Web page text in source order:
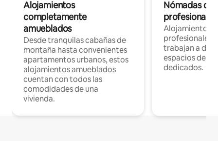
Alojamientos
completamente
amueblados
Desde tranquilas cabañas de
montaña hasta convenientes
apartamentos urbanos, estos
alojamientos amueblados
cuentan con todos las
comodidades de una
vivienda.
Nómadas
Alojamientos
profesionales
trabajan a
espacios de
dedicados.